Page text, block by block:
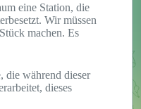
eine Station, die
Wir müssen
machen. Es
die während dieser
dieses